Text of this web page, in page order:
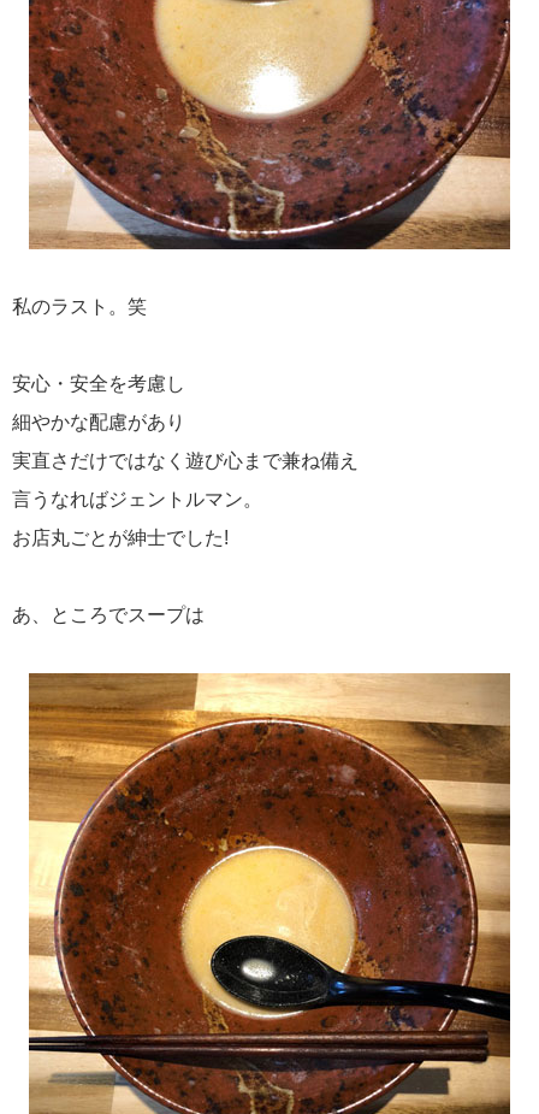
私のラスト。笑
安心・安全を考慮し
細やかな配慮があり
実直さだけではなく遊び心まで兼ね備え
言うなればジェントルマン。
お店丸ごとが紳士でした!
あ、ところでスープは